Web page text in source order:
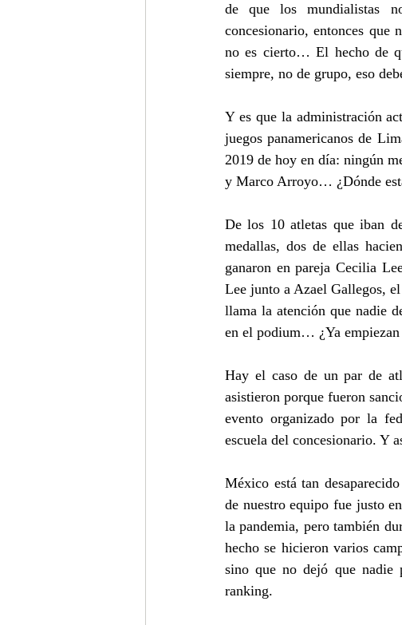
de que los mundialistas
concesionario, entonces
no es cierto… El hecho de
siempre, no de grupo, eso
Y es que la administración
juegos panamericanos de
2019 de hoy en día: ningún
y Marco Arroyo… ¿Dónde
De los 10 atletas que iban
medallas, dos de ellas
ganaron en pareja Cecilia
Lee junto a Azael Gallegos,
llama la atención que nadie
en el podium… ¿Ya empiezan
Hay el caso de un par de
asistieron porque fueron
evento organizado por la
escuela del concesionario. Y
México está tan
de nuestro equipo fue justo
la pandemia, pero también
hecho se hicieron varios
sino que no dejó que nadie
ranking.